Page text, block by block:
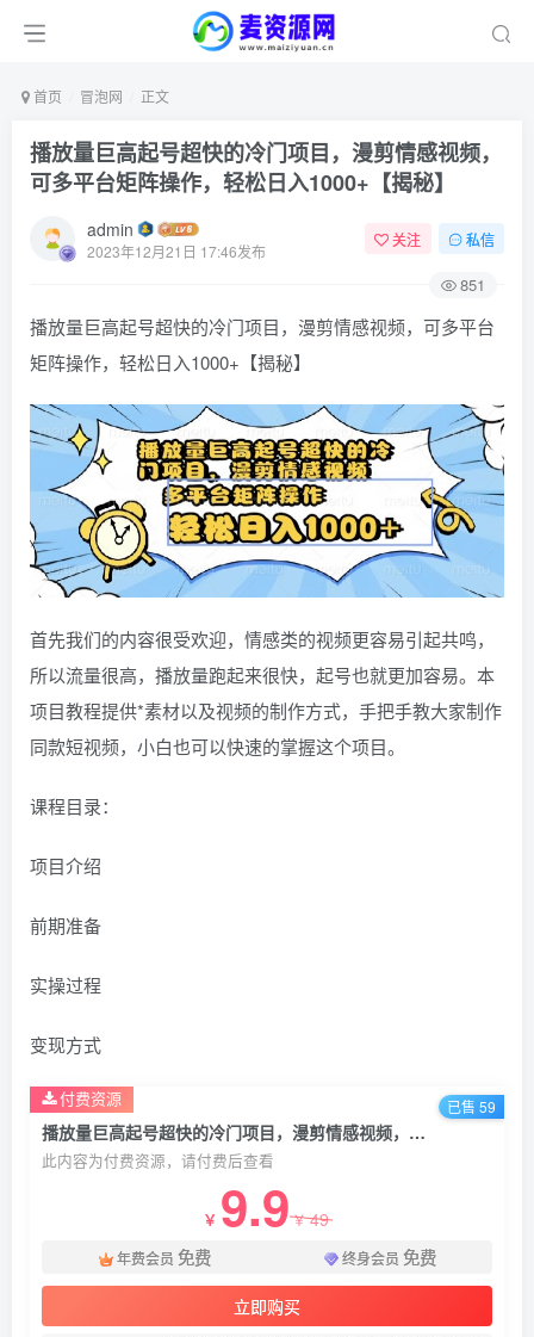
首页 冒泡网 正文
播放量巨高起号超快的冷门项目，漫剪情感视频，
可多平台矩阵操作，轻松日入1000+【揭秘】
admin
2023年12月21日 17:46发布
关注 私信
851
播放量巨高起号超快的冷门项目，漫剪情感视频，可多平台
矩阵操作，轻松日入1000+【揭秘】
首先我们的内容很受欢迎，情感类的视频更容易引起共鸣，
所以流量很高，播放量跑起来很快，起号也就更加容易。本
项目教程提供*素材以及视频的制作方式，手把手教大家制作
同款短视频，小白也可以快速的掌握这个项目。
课程目录：
项目介绍
前期准备
实操过程
变现方式
播放量巨高起号超快的冷门项目，漫剪情感视频，可多平台矩阵操作，轻松日入1000+【揭秘】
此内容为付费资源，请付费后查看
￥ 9.9￥49
年费会员 免费 终身会员 免费
立即购买
付费资源 已售 59